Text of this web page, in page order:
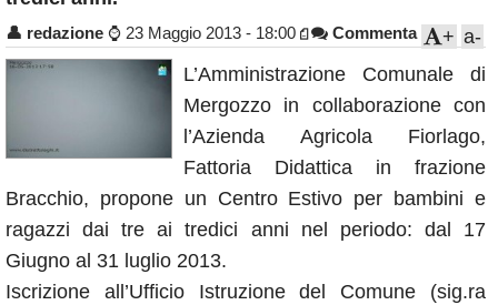
Eventi
Rubriche
👤 redazione ⌚ 23 Maggio 2013 - 18:00 Commenta a-
+
L’Amministrazione Comunale di
Mergozzo in collaborazione con
l’Azienda Agricola Fiorlago,
Fattoria Didattica in frazione
Bracchio, propone un Centro Estivo per bambini e
ragazzi dai tre ai tredici anni nel periodo: dal 17
Giugno al 31 luglio 2013.
Iscrizione all’Ufficio Istruzione del Comune (sig.ra